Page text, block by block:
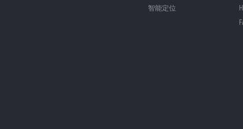
智能定位